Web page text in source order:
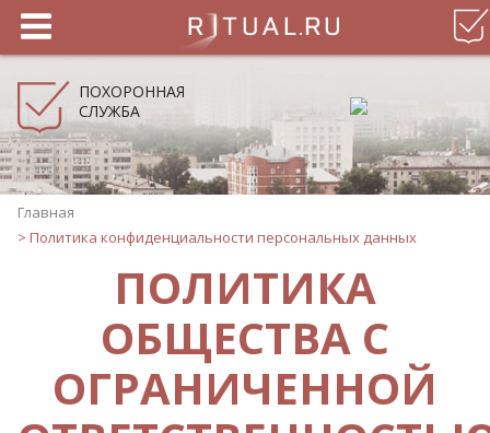
ПОХОРОННАЯ
СЛУЖБА
Главная
> Политика конфиденциальности персональных данных
ПОЛИТИКА
ОБЩЕСТВА С
ОГРАНИЧЕННОЙ